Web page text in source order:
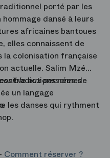
porté par les
dansé à leurs
africaines bantoues
elles connaissent de
la colonisation française
actuelle. Salim Mzé
nées de
un langage
les danses qui rythment
aux personnes
Comment réserver ?